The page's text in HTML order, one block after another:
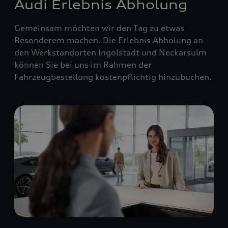
Audi Erlebnis Abholung
Gemeinsam möchten wir den Tag zu etwas
Besonderem machen. Die Erlebnis Abholung an
den Werkstandorten Ingolstadt und Neckarsulm
können Sie bei uns im Rahmen der
Fahrzeugbestellung kostenpflichtig hinzubuchen.